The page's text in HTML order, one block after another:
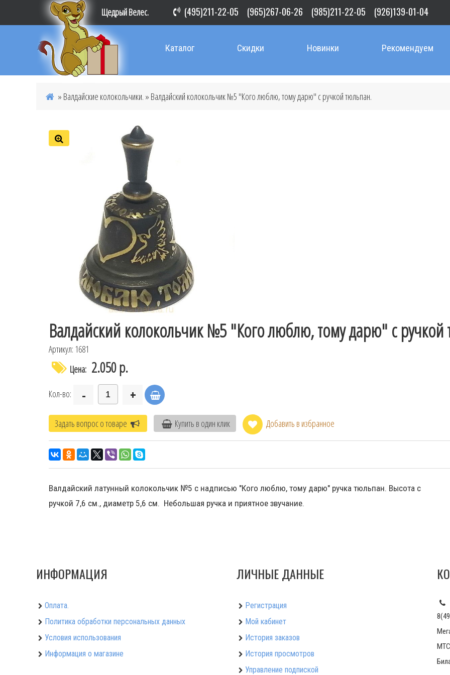
Щедрый Велес. (495)211-22-05 (965)267-06-26 (985)211-22-05 (926)139-01-04
Каталог Скидки Новинки Рекомендуем
» Валдайские колокольчики. » Валдайский колокольчик №5 "Кого люблю, тому дарю" с ручкой тюльпан.
Валдайский колокольчик №5 "Кого люблю, тому дарю" с ручкой
Артикул: 1681
Цена: 2.050 р.
Кол-во: - +
Задать вопрос о товаре Купить в один клик Добавить в избранное
Валдайский латунный колокольчик №5 с надписью "Кого люблю, тому дарю" ручка тюльпан. Высота с
ручкой 7,6 см., диаметр 5,6 см. Небольшая ручка и приятное звучание.
ИНФОРМАЦИЯ
Оплата.
Политика обработки персональных данных
Условия использования
Информация о магазине
ЛИЧНЫЕ ДАННЫЕ
Регистрация
Мой кабинет
История заказов
История просмотров
Управление подпиской